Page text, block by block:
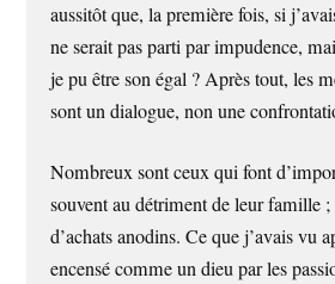
aussitôt que, la première fois, si
ne serait pas parti par impudence,
je pu être son égal ? Après tout, les
sont un dialogue, non une
Nombreux sont ceux qui font
souvent au détriment de leur famille ;
d’achats anodins. Ce que j’avais vu
encensé comme un dieu par les